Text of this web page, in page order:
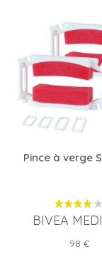
Pince à verge
BIVEA
Prix
98 €